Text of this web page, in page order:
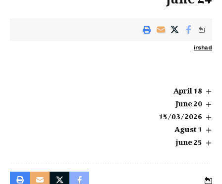
irshad
18 April
20 June
15/03/2026
1 Agust
25 june